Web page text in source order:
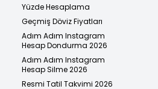
Yüzde Hesaplama
Geçmiş Döviz Fiyatları
Adım Adım Instagram
Hesap Dondurma 2026
Adım Adım Instagram
Hesap Silme 2026
Resmi Tatil Takvimi 2026